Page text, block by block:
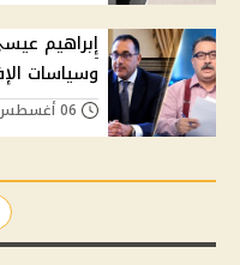
إبراهيم
وسياسات